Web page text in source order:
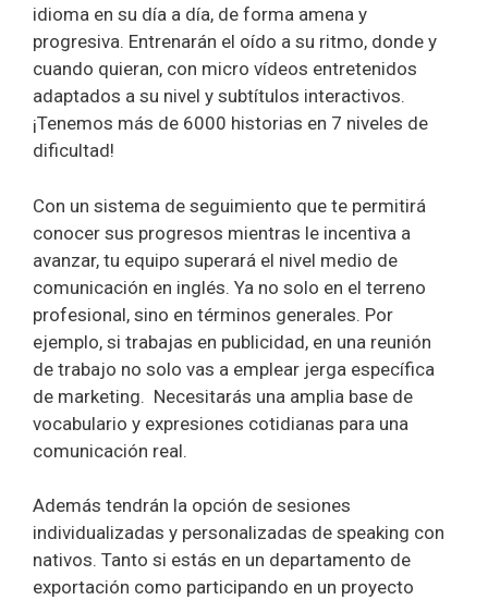
idioma en su día a día, de forma amena y
progresiva. Entrenarán el oído a su ritmo, donde y
cuando quieran, con micro vídeos entretenidos
adaptados a su nivel y subtítulos interactivos.
¡Tenemos más de 6000 historias en 7 niveles de
dificultad!
Con un sistema de seguimiento que te permitirá
conocer sus progresos mientras le incentiva a
avanzar, tu equipo superará el nivel medio de
comunicación en inglés. Ya no solo en el terreno
profesional, sino en términos generales. Por
ejemplo, si trabajas en publicidad, en una reunión
de trabajo no solo vas a emplear jerga específica
de marketing. Necesitarás una amplia base de
vocabulario y expresiones cotidianas para una
comunicación real.
Además tendrán la opción de sesiones
individualizadas y personalizadas de speaking con
nativos. Tanto si estás en un departamento de
exportación como participando en un proyecto